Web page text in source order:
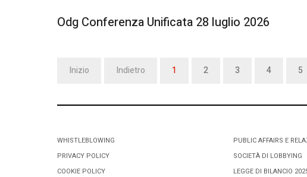
Odg Conferenza Unificata 28 luglio 2026
Inizio Indietro 1 2 3 4 5
WHISTLEBLOWING
PRIVACY POLICY
COOKIE POLICY
PUBLIC AFFAIRS E
SOCIETÀ DI LOBBYING
LEGGE DI BILANCIO